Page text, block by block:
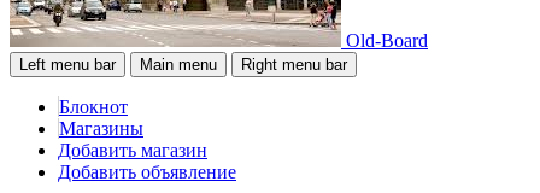
Old-Board
Left menu bar Main menu Right menu bar
Блокнот
Магазины
Добавить магазин
Добавить объявление